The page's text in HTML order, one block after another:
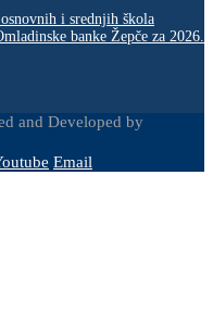
i srednjih škola
banke Žepče za 2026.
and Developed by
Email